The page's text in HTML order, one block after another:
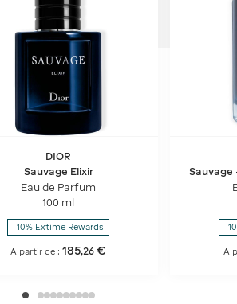
DIOR
Sauvage Elixir
Eau de Parfum
100 ml
-10% Extime Rewards
A partir de :185,26 €
Sauvage
-
A